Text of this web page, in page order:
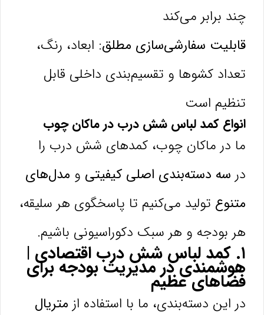
چند برابر می‌کند
قابلیت سفارشی‌سازی مطلق: ابعاد، رنگ،
تعداد کشوها و تقسیم‌بندی داخلی قابل
تنظیم است
انواع کمد لباس شش درب در ماکان چوب
ما در ماکان چوب، کمدهای شش درب را
در سه دسته‌بندی اصلی کیفیتی و مدل‌های
متنوع تولید می‌کنیم تا پاسخگوی هر سلیقه،
هر بودجه و هر سبک دکوراسیونی باشیم.
۱. کمد لباس شش درب اقتصادی |
هوشمندی در مدیریت بودجه برای
فضاهای عظیم
در این دسته‌بندی، ما با استفاده از متریال